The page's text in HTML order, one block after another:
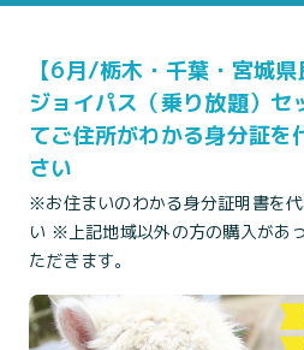
【6月/栃木・千葉・宮城
ジョイパス（乗り放題）
てご住所がわかる身分証
さい
※お住まいのわかる身分証明書を
い ※上記地域以外の方の購入があ
ただきます。